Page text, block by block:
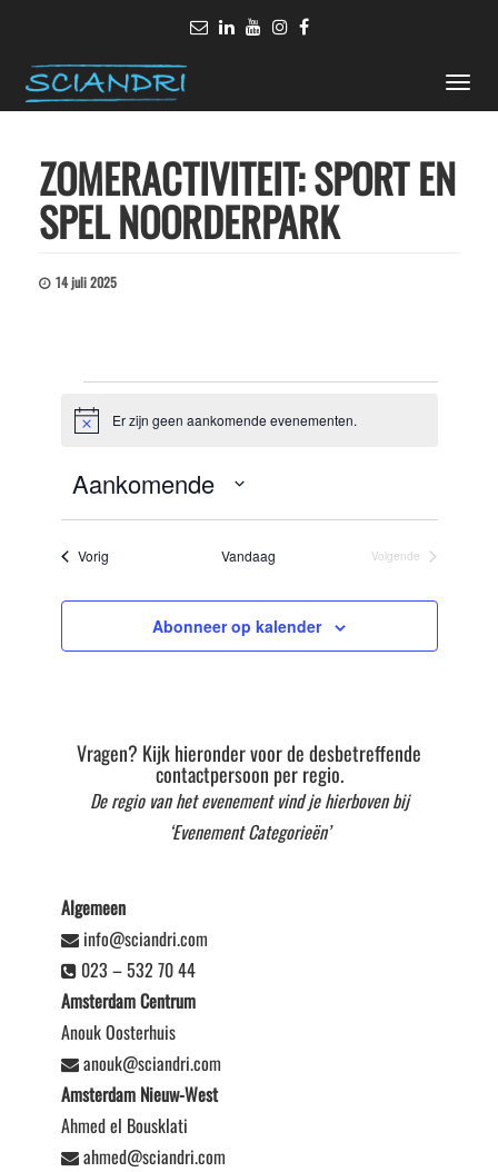
Toggle
ZOMERACTIVITEIT: SPORT EN
SPEL NOORDERPARK
14 juli 2025
Evenementen
BerichtEr zijn geen aankomende evenementen.
Aankomende
Selecteer
datum
VorigEvenementen Vandaag
Volgende
Abonneer op kalender
Vragen? Kijk hieronder voor de desbetreffende
contactpersoon per regio.
De regio van het evenement vind je hierboven bij
‘Evenement Categorieën’
Algemeen
info@sciandri.com
023 – 532 70 44
Amsterdam Centrum
Anouk Oosterhuis
anouk@sciandri.com
Amsterdam Nieuw-West
Ahmed el Bousklati
ahmed@sciandri.com